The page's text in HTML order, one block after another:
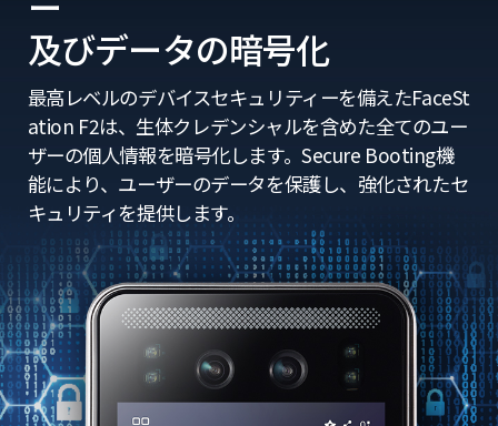
及びデータの暗号化
最高レベルのデバイスセキュリティーを備えたFaceSt
ation F2は、生体クレデンシャルを含めた全てのユー
ザーの個人情報を暗号化します。Secure Booting機
能により、ユーザーのデータを保護し、強化されたセ
キュリティを提供します。